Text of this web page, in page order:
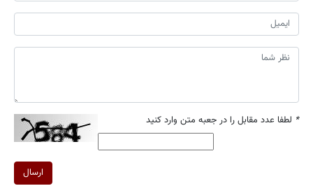
* لطفا عدد مقابل را در جعبه متن وارد کنید
ارسال